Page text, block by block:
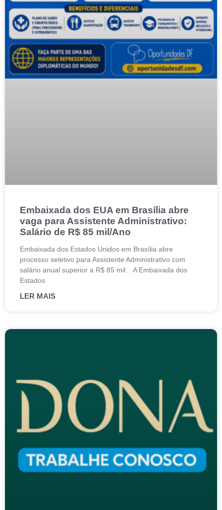
Embaixada dos EUA em Brasília abre
vaga para Assistente Administrativo:
Salário de R$ 85 mil/Ano
Embaixada dos Estados Unidos em Brasília abre
processo seletivo para Assistente Administrativo com
salário anual superior a R$ 85 mil. A Embaixada dos
Estados
LER MAIS